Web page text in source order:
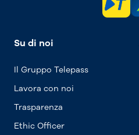
Su di noi
Il Gruppo Telepass
Lavora con noi
Trasparenza
Ethic Officer